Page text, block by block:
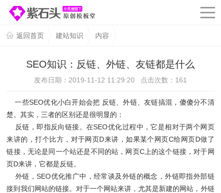
返回首页 建站知识 内容
SEO知识：反链、外链、友链都是什么
发布日期：2019-11-12 11:29:20 点击次数： 161
一些SEO优化小白开始会把 反链、外链、友链搞混，傻傻分不清
楚。其实，三者的区别还是很明显的：
反链，即指反向链接。在SEO优化过程中，它是相对于两个网页
来讲的，打个比方，对于网页D来讲，如果某个网页C给网页D做了
链接，无论是同一个站还是不同的站，网页C上的这个链接，对于网
页D来讲，它都是反链。
外链，SEO优化推广中，经常谈及外链的概念，外链即指外部链
接到我们网站的链接。对于一个网站来讲，尤其是新建的网站，外链